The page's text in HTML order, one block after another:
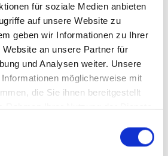
für soziale Medien anbieten
auf unsere Website zu
geben wir Informationen zu Ihrer
an unsere Partner für
und Analysen weiter. Unsere
möglicherweise mit
die Sie ihnen bereitgestellt
Rahmen Ihrer Nutzung der Dienste
Accessibility(564)
Webdesign(77)
Webdesign –
(12)
Softwareentwicklung